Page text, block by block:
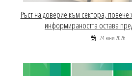
Ръст на доверие към сектора, повече
информираността остава
24 юни 2026